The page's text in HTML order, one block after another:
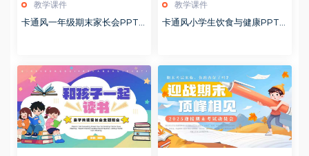
教学课件
卡通风一年级期末家长会PPT
教学课件
卡通风小学生饮食与健康PPT